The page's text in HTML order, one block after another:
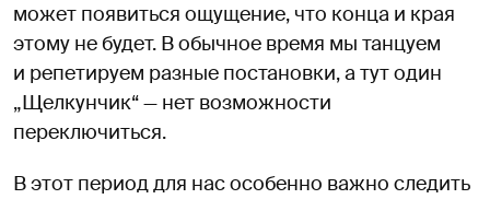
может появиться ощущение, что конца и края
этому не будет. В обычное время мы танцуем
и репетируем разные постановки, а тут один
„Щелкунчик“ — нет возможности
переключиться.
В этот период для нас особенно важно следить